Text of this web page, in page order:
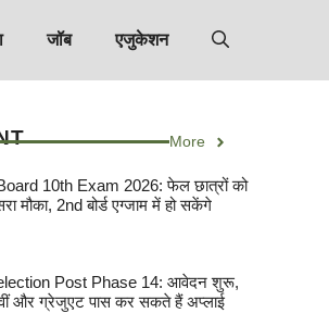
जॉब एजुकेशन
More
10th Exam 2026: फेल छात्रों को
मौका, 2nd बोर्ड एग्जाम में हो सकेंगे
Post Phase 14: आवेदन शुरू,
और ग्रेजुएट पास कर सकते हैं अप्लाई